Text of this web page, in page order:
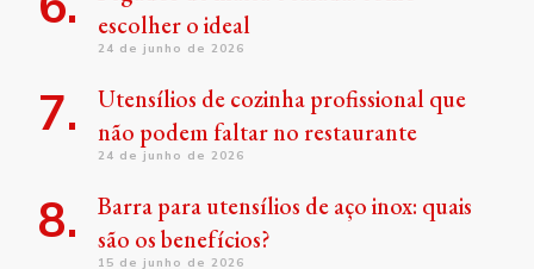
escolher o ideal
24 de junho de 2026
Utensílios de cozinha profissional que
não podem faltar no restaurante
24 de junho de 2026
Barra para utensílios de aço inox: quais
são os benefícios?
15 de junho de 2026